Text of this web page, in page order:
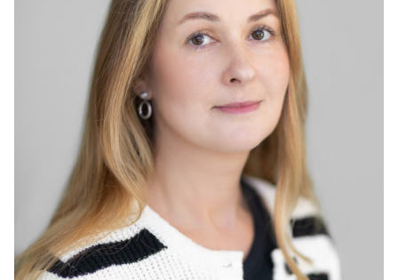
GRUPINÕUSTAMINE
ПО-РУССКИ
Koolituskeskus
ÜLDINE INFO
Kontakt